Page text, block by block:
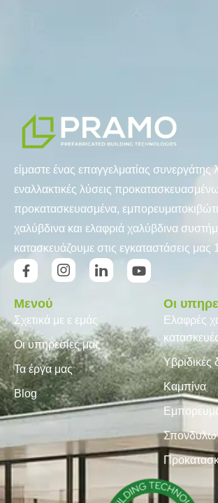
είμαστε ένας επαγγελματίας
εναλλακτικές λύσεις
προκατασκευασμένα,
χαλύβδινα και ελαφριά χαλύβδινα
κατασκευάζουμε στις εγκαταστάσεις μας
Μενού
Σχετικά με ε εμάς
Οι υπηρεσίες μας
Τα έργα μας
Blog
Οι
Ελαφρές
κατασκευές
Υβριδικές
Καμπίνα